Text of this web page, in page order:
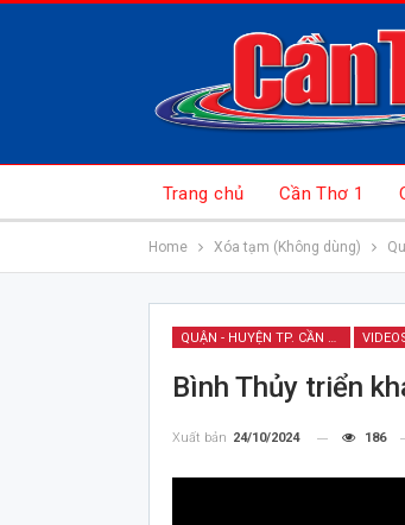
Trang chủ Cần Thơ 1
Home Xóa tạm (Không dùng)
QUẬN - HUYỆN TP. CẦN THƠ
Bình Thủy triển
Xuất bản 24/10/2024 186